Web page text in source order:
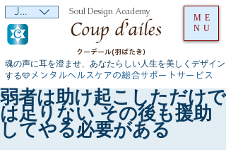
クーデール(羽ばたき）
魂の声に耳を澄ませ、あなたらしい人生を美しくデザイン
する🩵 メンタルヘルスケアの総合サポートサービス
ME
NU
JPY (¥) Soul Design Academy
弱者は助け起こしただけで
は足りない その後も援助
してやる必要がある